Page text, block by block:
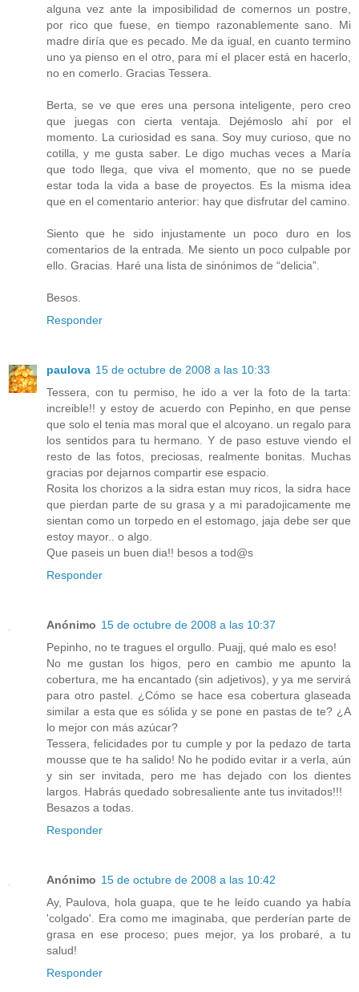
alguna vez ante la imposibilidad de comernos un postre,
por rico que fuese, en tiempo razonablemente sano. Mi
madre diría que es pecado. Me da igual, en cuanto termino
uno ya pienso en el otro, para mí el placer está en hacerlo,
no en comerlo. Gracias Tessera.
Berta, se ve que eres una persona inteligente, pero creo
que juegas con cierta ventaja. Dejémoslo ahí por el
momento. La curiosidad es sana. Soy muy curioso, que no
cotilla, y me gusta saber. Le digo muchas veces a María
que todo llega, que viva el momento, que no se puede
estar toda la vida a base de proyectos. Es la misma idea
que en el comentario anterior: hay que disfrutar del camino.
Siento que he sido injustamente un poco duro en los
comentarios de la entrada. Me siento un poco culpable por
ello. Gracias. Haré una lista de sinónimos de “delicia”.
Besos.
Responder
paulova 15 de octubre de 2008 a las 10:33
Tessera, con tu permiso, he ido a ver la foto de la tarta:
increible!! y estoy de acuerdo con Pepinho, en que pense
que solo el tenia mas moral que el alcoyano. un regalo para
los sentidos para tu hermano. Y de paso estuve viendo el
resto de las fotos, preciosas, realmente bonitas. Muchas
gracias por dejarnos compartir ese espacio.
Rosita los chorizos a la sidra estan muy ricos, la sidra hace
que pierdan parte de su grasa y a mi paradojicamente me
sientan como un torpedo en el estomago, jaja debe ser que
estoy mayor.. o algo.
Que paseis un buen dia!! besos a tod@s
Responder
Anónimo 15 de octubre de 2008 a las 10:37
Pepinho, no te tragues el orgullo. Puajj, qué malo es eso!
No me gustan los higos, pero en cambio me apunto la
cobertura, me ha encantado (sin adjetivos), y ya me servirá
para otro pastel. ¿Cómo se hace esa cobertura glaseada
similar a esta que es sólida y se pone en pastas de te? ¿A
lo mejor con más azúcar?
Tessera, felicidades por tu cumple y por la pedazo de tarta
mousse que te ha salido! No he podido evitar ir a verla, aún
y sin ser invitada, pero me has dejado con los dientes
largos. Habrás quedado sobresaliente ante tus invitados!!!
Besazos a todas.
Responder
Anónimo 15 de octubre de 2008 a las 10:42
Ay, Paulova, hola guapa, que te he leído cuando ya había
'colgado'. Era como me imaginaba, que perderían parte de
grasa en ese proceso; pues mejor, ya los probaré, a tu
salud!
Responder